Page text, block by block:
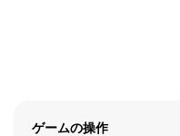
ゲームの操作